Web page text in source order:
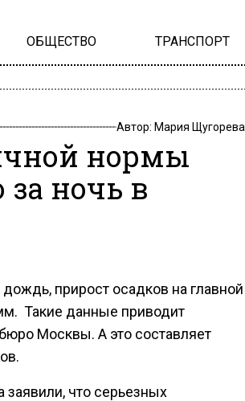
ОБЩЕСТВО ТРАНСПОРТ
Автор: Мария Щугорева
нормы
ночь в
прирост осадков на главной
Такие данные приводит
Москвы. А это составляет
заявили, что серьезных